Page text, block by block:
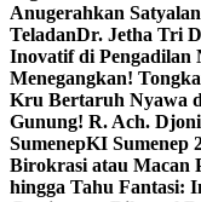
Anugerahkan
TeladanDr. Jetha Tri
Inovatif di Pengadilan
Menegangkan!
Kru Bertaruh Nyawa
Gunung! R. Ach.
SumenepKI Sumenep
Birokrasi atau Macan
hingga Tahu Fantasi: